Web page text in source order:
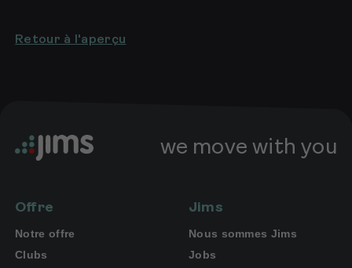
Retour à l'aperçu
we move with you
Offre
Notre offre
Clubs
Jims
Nous sommes Jims
Jobs